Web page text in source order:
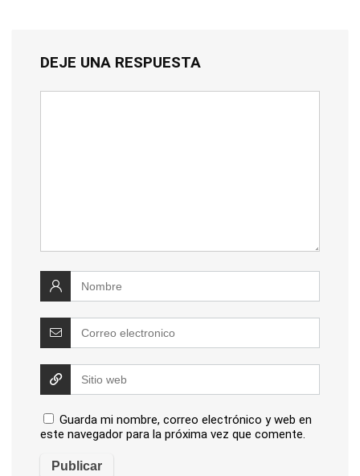
DEJE UNA RESPUESTA
Guarda mi nombre, correo electrónico y web en
este navegador para la próxima vez que comente.